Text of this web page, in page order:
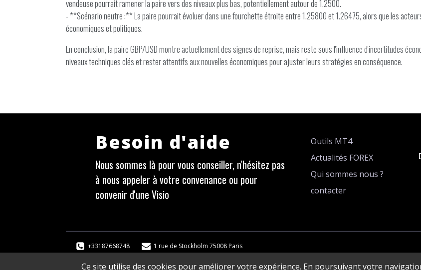
vendeuse pourrait ramener la paire vers des niveaux plus bas, potentiellement autour de 1.2500.
- **Scénario neutre :** La paire pourrait évoluer dans une fourchette étroite entre 1.25800 et 1.26475, alors que les
économiques et politiques.
En conclusion, la paire GBP/USD montre actuellement des signes de reprise, mais reste sous l'influence d'incertitudes
niveaux techniques clés et rester attentifs aux nouvelles économiques pour ajuster leurs stratégies en conséquence.
Besoin d'aide
Nous sommes là pour vous conseiller, n'hésitez pas
à nous appeler à votre convenance ou pour
convenir d'une Visio
Outils MT4
Actualités FOREX
Qui sommes nous ?
contacter
+33187668748 1 rue de Stockholm 75008 Paris
Ce site utilise des cookies pour améliorer votre expérience. En poursuivant votre